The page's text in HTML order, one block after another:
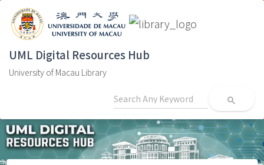
UML Digital Resources Hub
University of Macau Library
search